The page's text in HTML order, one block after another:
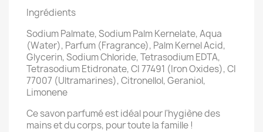
Ingrédients
Sodium Palmate, Sodium Palm Kernelate, Aqua
(Water), Parfum (Fragrance), Palm Kernel Acid,
Glycerin, Sodium Chloride, Tetrasodium EDTA,
Tetrasodium Etidronate, CI 77491 (Iron Oxides), CI
77007 (Ultramarines), Citronellol, Geraniol,
Limonene
Ce savon parfumé est idéal pour l'hygiène des
mains et du corps, pour toute la famille !